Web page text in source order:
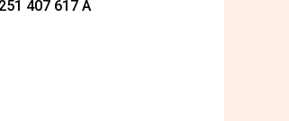
407 617 A